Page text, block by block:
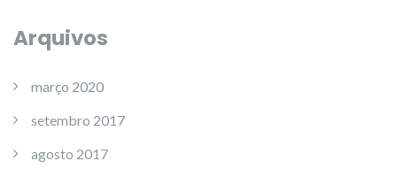
Arquivos
março 2020
setembro 2017
agosto 2017